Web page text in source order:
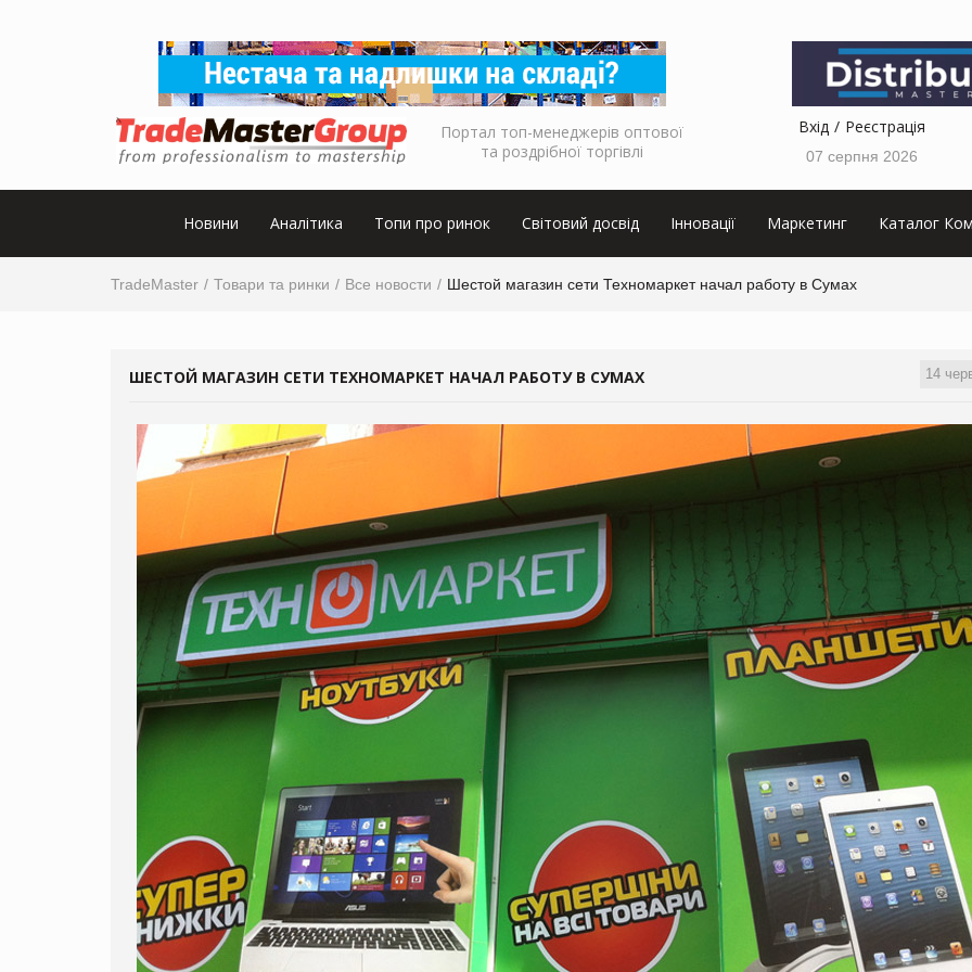
Портал топ-менеджерів оптової
та роздрібної торгівлі
Вхід Реєстрація
07 серпня 2026
Новини Аналітика Топи про ринок Світовий досвід Інновації Маркетинг Каталог
TradeMaster Товари та ринки Все новости Шестой магазин сети Техномаркет начал работу в Сумах
14
ШЕСТОЙ МАГАЗИН СЕТИ ТЕХНОМАРКЕТ НАЧАЛ РАБОТУ В СУМАХ